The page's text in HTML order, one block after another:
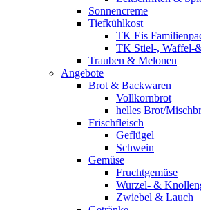
Sonnencreme
Tiefkühlkost
TK Eis
TK Stiel-, Waffel-
Trauben & Melonen
Angebote
Brot & Backwaren
Vollkornbrot
helles Brot/
Frischfleisch
Geflügel
Schwein
Gemüse
Fruchtgemüse
Wurzel- &
Zwiebel & Lauch